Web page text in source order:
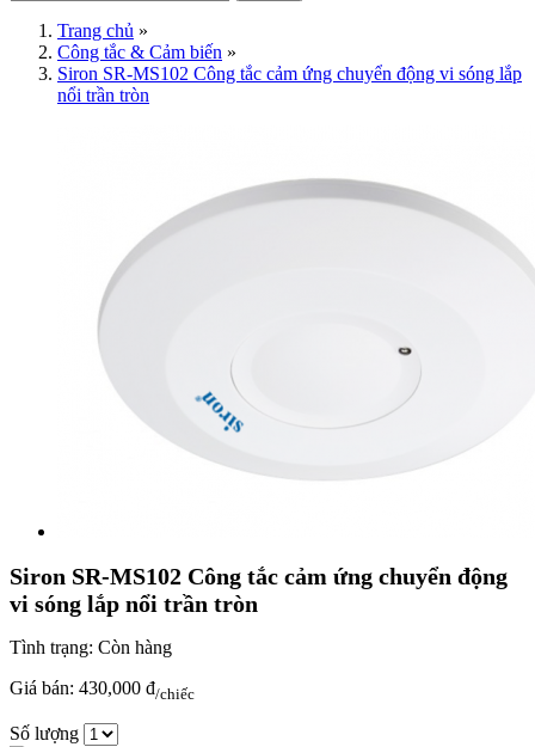
Trang chủ »
Công tắc & Cảm biến »
Siron SR-MS102 Công tắc cảm ứng chuyển động vi sóng lắp
nổi trần tròn
Siron SR-MS102 Công tắc cảm ứng chuyển động
vi sóng lắp nổi trần tròn
Tình trạng: Còn hàng
Giá bán: 430,000 đ/chiếc
Số lượng